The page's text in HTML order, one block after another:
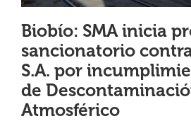
Biobío: SMA inicia
sancionatorio
S.A. por
de
Atmosférico